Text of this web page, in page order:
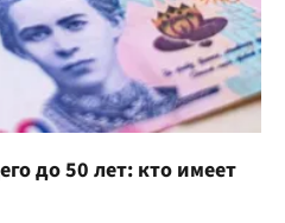
до 50 лет: кто имеет